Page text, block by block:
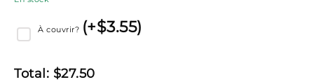
À couvrir? (+$3.55)
Total: $27.50